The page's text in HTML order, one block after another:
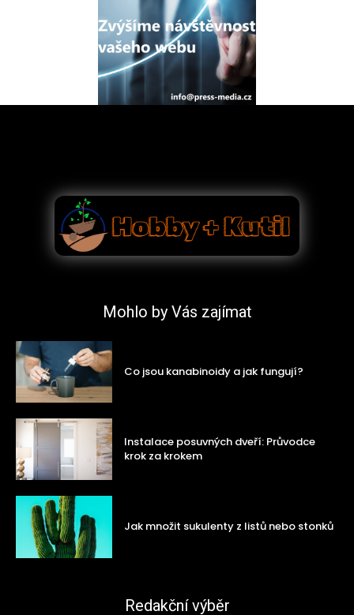
Mohlo by Vás zajímat
Co jsou kanabinoidy a jak fungují?
Instalace posuvných dveří: Průvodce
krok za krokem
Jak množit sukulenty z listů nebo stonků
Redakční výběr